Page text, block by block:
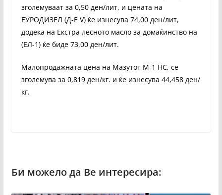
зголемуваат за 0,50 ден/лит, и цената на
ЕУРОДИЗЕЛ (Д-Е V) ќе изнесува 74,00 ден/лит,
додека на Екстра лесното масло за домаќинство на
(ЕЛ-1) ќе биде 73,00 ден/лит.
Малопродажната цена на Мазутот М-1 НС, се
зголемува за 0,819 ден/кг. и ќе изнесува 44,458 ден/
кг.